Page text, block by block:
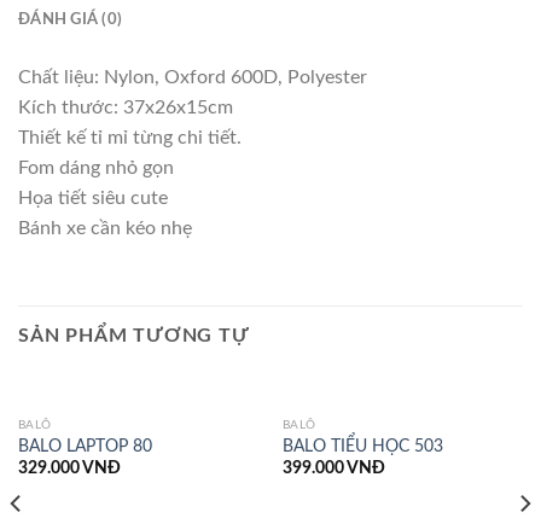
ĐÁNH GIÁ (0)
Chất liệu: Nylon, Oxford 600D, Polyester
Kích thước: 37x26x15cm
Thiết kế tỉ mỉ từng chi tiết.
Fom dáng nhỏ gọn
Họa tiết siêu cute
Bánh xe cần kéo nhẹ
SẢN PHẨM TƯƠNG TỰ
BALÔ
BALO LAPTOP 80
329.000VNĐ
BALÔ
BALO TIỂU HỌC 503
399.000VNĐ